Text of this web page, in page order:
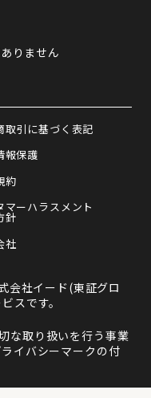
りません
取引に基づく表記
報保護
約
マーハラスメント
針
社
会社イード(東証グロ
スです。
な取り扱いを行う事業
イバシーマークの付